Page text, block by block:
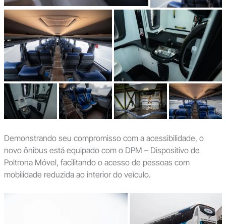
Demonstrando seu compromisso com a acessibilidade, o
novo ônibus está equipado com o DPM – Dispositivo de
Poltrona Móvel, facilitando o acesso de pessoas com
mobilidade reduzida ao interior do veículo.